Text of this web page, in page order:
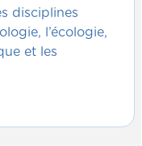
disciplines
l’écologie,
et les